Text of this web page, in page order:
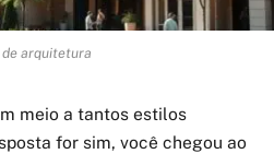
de arquitetura
meio a tantos estilos
for sim, você chegou ao